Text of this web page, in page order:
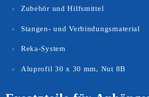
Zubehör und Hilfsmittel
Stangen- und Verbindungsmaterial
Reka-System
Aluprofil 30 x 30 mm, Nut 8B